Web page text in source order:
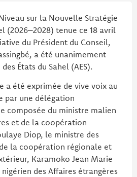
sur la Nouvelle Stratégie
(2026–2028) tenue ce 18 avril
du Président du Conseil,
a été unanimement
États du Sahel (AES).
a été exprimée de vive voix au
par une délégation
composée du ministre malien
et de la coopération
Diop, le ministre des
la coopération régionale et
Karamoko Jean Marie
des Affaires étrangères